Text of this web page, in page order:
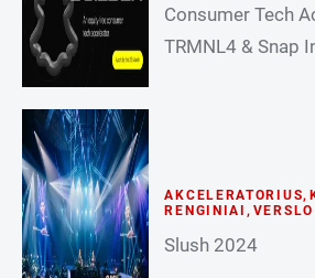
Consumer Tech
TRMNL4 & Snap
AKCELERATORIUS,
RENGINIAI ,
Slush 2024